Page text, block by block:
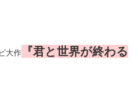
大作
『君と世界が終わる